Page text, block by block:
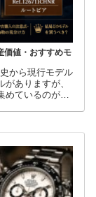
価値・おすすめモ
から現行モデル
ありますが、
めているのが